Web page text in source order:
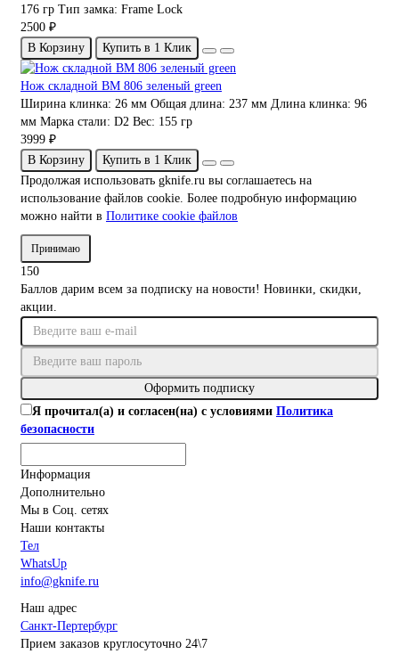
176 гр Тип замка: Frame Lock
2500 ₽
В Корзину
Купить в 1 Клик
Нож складной BM 806 зеленый green
Ширина клинка: 26 мм Общая длина: 237 мм Длина клинка: 96
мм Марка стали: D2 Вес: 155 гр
3999 ₽
В Корзину
Купить в 1 Клик
Продолжая использовать gknife.ru вы соглашаетесь на
использование файлов cookie. Более подробную информацию
можно найти в Политике cookie файлов
Принимаю
150
Баллов дарим всем за подписку на новости! Новинки, скидки,
акции.
Оформить подписку
Я прочитал(а) и согласен(на) с условиями Политика
безопасности
Информация
Дополнительно
Мы в Соц. сетях
Наши контакты
Тел
WhatsUp
info@gknife.ru
Наш адрес
Санкт-Пертербург
Прием заказов круглосуточно 24\7